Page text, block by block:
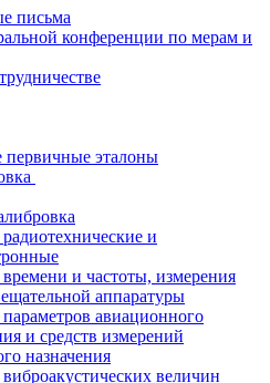
письма
конференции по мерам и
первичные эталоны
и
и частоты, измерения
аппаратуры
авиационного
и средств измерений
назначения
величин